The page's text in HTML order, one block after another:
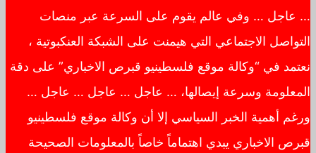
… عاجل … وفي عالم يقوم على السرعة عبر منصات
التواصل الاجتماعي التي هيمنت على الشبكة العنكبوتية ،
نعتمد في “وكالة موقع فلسطينيو قبرص الاخباري” على دقة
المعلومة وسرعة إيصالها، … عاجل … عاجل … عاجل …
ورغم أهمية الخبر السياسي إلا أن وكالة موقع فلسطينيو
قبرص الاخباري يبدي اهتماماً خاصاً بالمعلومات الصحيحة